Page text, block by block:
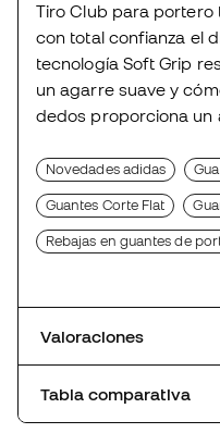
Tiro Club para
con total confianza el
tecnología Soft Grip
un agarre suave y
dedos proporciona un
Novedades adidas
Guantes Corte Flat
Rebajas en guantes de
Valoraciones
Tabla comparativa